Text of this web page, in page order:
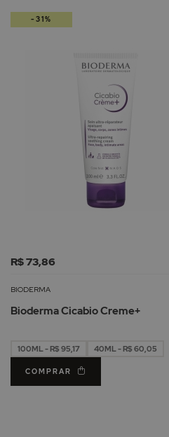
R$ 73,86
BIODERMA
Bioderma Cicabio Creme+
100ML - R$ 95,17 40ML - R$ 60,05
COMPRAR
-31%